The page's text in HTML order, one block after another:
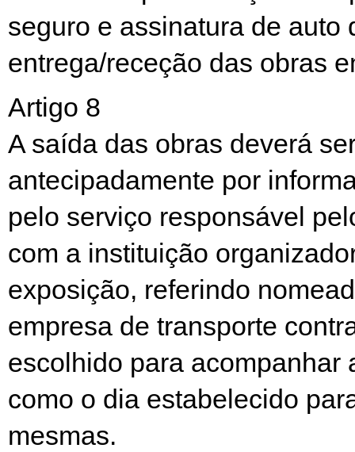
seguro e assinatura de auto
entrega/receção das obras
Artigo 8
A saída das obras deverá
antecipadamente por
pelo serviço responsável
com a instituição
exposição, referindo
empresa de transporte
escolhido para acompanhar
como o dia estabelecido
mesmas.